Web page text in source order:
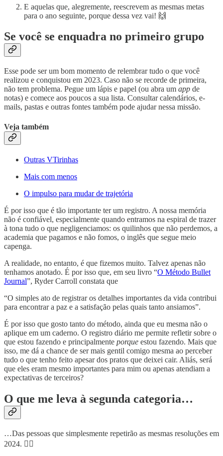
E aquelas que, alegremente, reescrevem as mesmas metas
para o ano seguinte, porque dessa vez vai! 🙌
Se você se enquadra no primeiro grupo
Esse pode ser um bom momento de relembrar tudo o que você
realizou e conquistou em 2023. Caso não se recorde de primeira,
não tem problema. Pegue um lápis e papel (ou abra um app de
notas) e comece aos poucos a sua lista. Consultar calendários, e-
mails, pastas e outras fontes também pode ajudar nessa missão.
Veja também
Outras VTirinhas
Mais com menos
O impulso para mudar de trajetória
É por isso que é tão importante ter um registro. A nossa memória
não é confiável, especialmente quando entramos na espiral de trazer
à tona tudo o que negligenciamos: os quilinhos que não perdemos, a
academia que pagamos e não fomos, o inglês que segue meio
capenga.
A realidade, no entanto, é que fizemos muito. Talvez apenas não
tenhamos anotado. É por isso que, em seu livro “O Método Bullet
Journal”, Ryder Carroll constata que
“O simples ato de registrar os detalhes importantes da vida contribui
para encontrar a paz e a satisfação pelas quais tanto ansiamos”.
É por isso que gosto tanto do método, ainda que eu mesma não o
aplique em um caderno. O registro diário me permite refletir sobre o
que estou fazendo e principalmente porque estou fazendo. Mais que
isso, me dá a chance de ser mais gentil comigo mesma ao perceber
tudo o que tenho feito apesar dos pratos que deixei cair. Aliás, será
que eles eram mesmo importantes para mim ou apenas atendiam a
expectativas de terceiros?
O que me leva à segunda categoria…
…Das pessoas que simplesmente repetirão as mesmas resoluções em
2024. 🤷‍♀️